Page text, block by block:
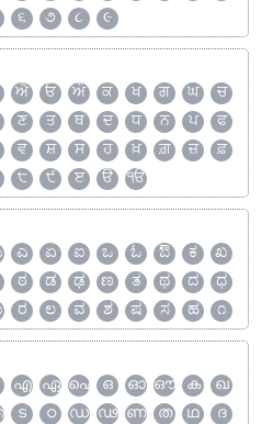
૬ ૭ ૮ ૯
ਐ ਓ ਔ ਕ ਖ ਗ ਘ
ਚ
ਣ ਤ ਥ ਦ ਧ ਨ ਪ
ਫ
ਵ ਸ਼ ਸ ਹ ਖ਼ ਗ਼ ਜ਼
ਫ਼
੮ ੯ ੲ ੳ ੴ
ಎ ಏ ಐ ಒ ಓ ಔ ಕ
ಖ
ಠ ಡ ಢ ಣ ತ ಥ ದ
ಧ
ರ ಲ ವ ಶ ಷ ಸ ಹ ೧
എ ഏ ഐ ഒ ഓ ഔ ക
ഖ
ട ഠ ഡ ഢ ണ ത ഥ
ദ